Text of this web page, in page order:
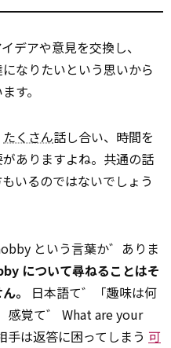
デアや意見を交換し、
なりたいという思いから
す。
たくさん話し合い、時間を
ありますよね。共通の話
いるのではないでしょう
という言葉か゛ありま
について尋ねることはそ
。
日本語て゛「趣味は何
感覚て゛ What are your
は返答に困ってしまう 可